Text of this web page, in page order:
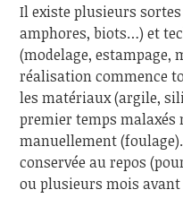
Il existe plusieurs
amphores, biots…) et
(modelage,
réalisation commence
les matériaux (argile,
premier temps malaxés
manuellement
conservée au repos
ou plusieurs mois avant